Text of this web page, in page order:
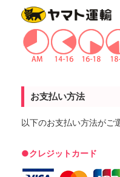
お支払い方法
以下のお支払い方法がご
●クレジットカード